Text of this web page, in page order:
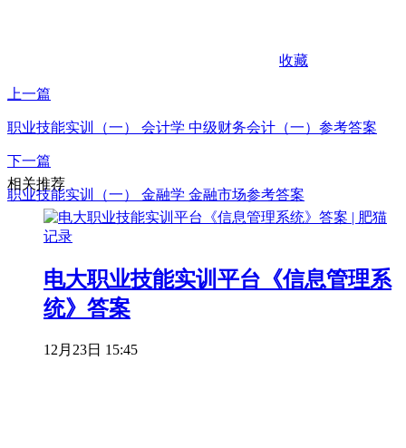
收藏
上一篇
职业技能实训（一） 会计学 中级财务会计（一）参考答案
下一篇
职业技能实训（一） 金融学 金融市场参考答案
相关推荐
电大职业技能实训平台《信息管理系
统》答案
12月23日 15:45